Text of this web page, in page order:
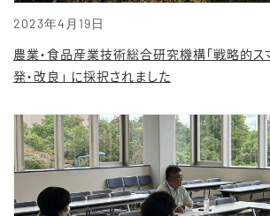
2023年4月19日
農業・食品産業技術総合研究機構「戦略的ス
発・改良」 に採択されました